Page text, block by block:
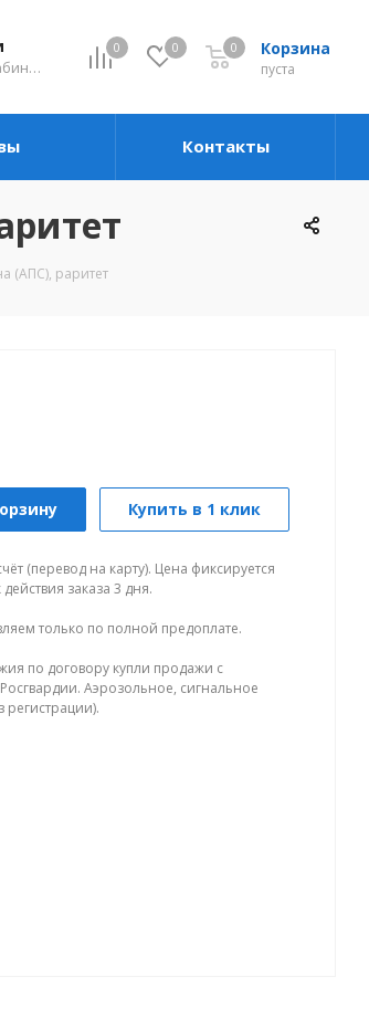
0 0 Корзина
пуста
0
Мой кабинет
Контакты
(АПС), раритет
Купить в 1 клик
(перевод на карту). Цена фиксируется
заказа 3 дня.
только по полной предоплате.
по договору купли продажи с
Аэрозольное, сигнальное
регистрации).